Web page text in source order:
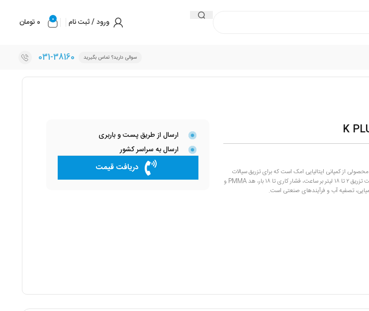
ورود / ثبت نام 0
0 تومان
سوالی دارید؟ تماس بگیرید 031-38160
ارسال از طریق پست و باربری
ارسال به سراسر کشور
دریافت قیمت
دوزینگ پمپ سلونوئیدی EMEC K PLUS LPV محصولی از کمپانی ایتالیایی امک است که برای تزریق سیالات
غلیظ تا ۸۰۰۰ cPs طراحی شده. این مدل با ظرفیت تزریق ۲ تا ۱۸ لیتر بر ساعت، فشار کاری تا ۱۸ بار، هد PMMA و